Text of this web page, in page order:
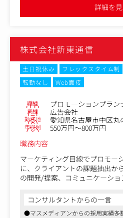
○クライアントの課題を考慮し
○予算やスケジュールの管理 な
●実績次第で高待遇を目指せる会社
援する上で福利厚生面も充実してい
詳細を
株式会社新東通信
土日祝休み フレックスタイム制
転勤なし
Web面接
職種 プロモーションプラン
業種 広告会社
勤務地 愛知県名古屋市中区丸
年収例
550万円～800万円
職務内容
マーケティング目線でプロモー
に、クライアントの課題抽出か
の開発/提案、コミュニケーシ
ていただきます。
マスメディアやOOH、デジタル
コンサルタントからの一言
●マスメディアンからの採用実績多